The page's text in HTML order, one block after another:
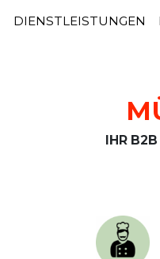
DIENSTLEISTUNGEN
IHR